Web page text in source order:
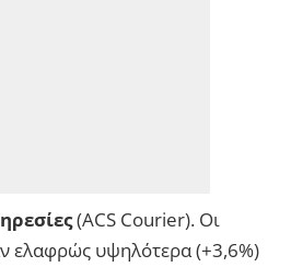
(ACS Courier). Οι
ελαφρώς υψηλότερα (+3,6%)